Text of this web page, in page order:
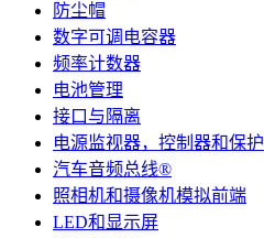
防尘帽
数字可调电容器
频率计数器
电池管理
接口与隔离
电源监视器，控制器和保护
汽车音频总线®
照相机和摄像机模拟前端
LED和显示屏